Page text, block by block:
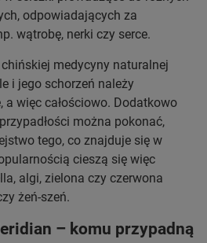
odpowiadających za
wątrobę, nerki czy serce.
medycyny naturalnej
i jego schorzeń należy
więc całościowo. Dodatkowo
można pokonać,
tego, co znajduje się w
cieszą się więc
algi, zielona czy czerwona
żeń-szeń.
– komu przypadną